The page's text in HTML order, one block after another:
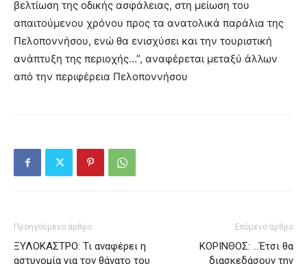
βελτίωση της οδικής ασφάλειας, στη μείωση του
απαιτούμενου χρόνου προς τα ανατολικά παράλια της
Πελοποννήσου, ενώ θα ενισχύσει και την τουριστική
ανάπτυξη της περιοχής…”, αναφέρεται μεταξύ άλλων
από την περιφέρεια Πελοποννήσου
Προηγούμενο άρθρο
ΞΥΛΟΚΑΣΤΡΟ: Τι αναφέρει η
αστυνομία για τον θάνατο του
Επόμενο άρθρο
ΚΟΡΙΝΘΟΣ: …Έτσι θα
διασκεδάσουν την